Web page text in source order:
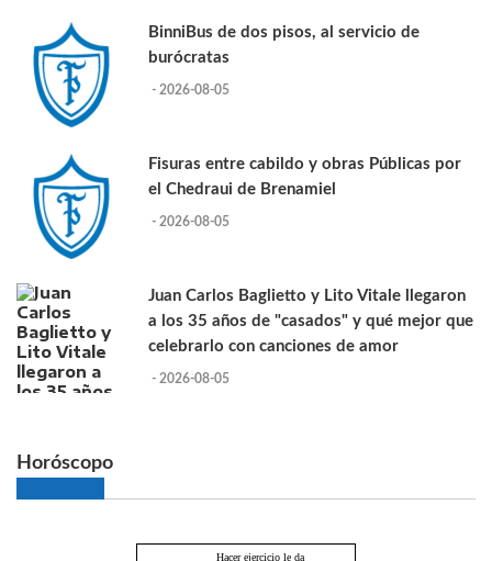
BinniBus de dos pisos, al servicio de
burócratas
- 2026-08-05
Fisuras entre cabildo y obras Públicas por
el Chedraui de Brenamiel
- 2026-08-05
Juan Carlos Baglietto y Lito Vitale llegaron
a los 35 años de "casados" y qué mejor que
celebrarlo con canciones de amor
- 2026-08-05
Horóscopo